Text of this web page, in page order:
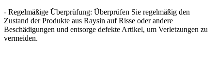
- Regelmäßige Überprüfung: Überprüfen Sie regelmäßig den
Zustand der Produkte aus Raysin auf Risse oder andere
Beschädigungen und entsorge defekte Artikel, um Verletzungen zu
vermeiden.